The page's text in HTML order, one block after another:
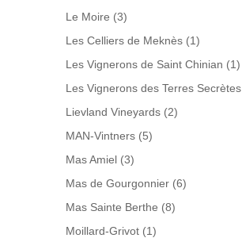
Le Moire (3)
Les Celliers de Meknès (1)
Les Vignerons de Saint Chinian (1)
Les Vignerons des Terres Secrètes
Lievland Vineyards (2)
MAN-Vintners (5)
Mas Amiel (3)
Mas de Gourgonnier (6)
Mas Sainte Berthe (8)
Moillard-Grivot (1)